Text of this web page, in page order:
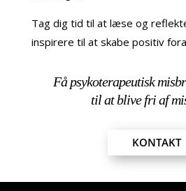
Tag dig tid til at læse og
inspirere til at skabe positiv
Få psykoterapeutisk
til at blive fri af
KONTAKT